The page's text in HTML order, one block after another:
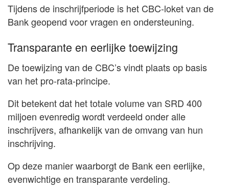
Tijdens de inschrijfperiode is het CBC-loket van de
Bank geopend voor vragen en ondersteuning.
Transparante en eerlijke toewijzing
De toewijzing van de CBC’s vindt plaats op basis
van het pro-rata-principe.
Dit betekent dat het totale volume van SRD 400
miljoen evenredig wordt verdeeld onder alle
inschrijvers, afhankelijk van de omvang van hun
inschrijving.
Op deze manier waarborgt de Bank een eerlijke,
evenwichtige en transparante verdeling.